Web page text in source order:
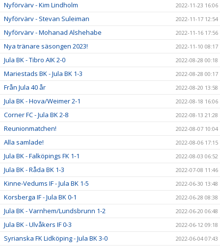
Nyförvärv - Kim Lindholm 2022-11-23 16:06
Nyförvärv - Stevan Suleiman 2022-11-17 12:54
Nyförvärv - Mohanad Alshehabe 2022-11-16 17:56
Nya tränare säsongen 2023! 2022-11-10 08:17
Jula BK - Tibro AIK 2-0 2022-08-28 00:18
Mariestads BK - Jula BK 1-3 2022-08-28 00:17
Från Jula 40 år 2022-08-20 13:58
Jula BK - Hova/Weimer 2-1 2022-08-18 16:06
Corner FC - Jula BK 2-8 2022-08-13 21:28
Reunionmatchen! 2022-08-07 10:04
Alla samlade! 2022-08-06 17:15
Jula BK - Falköpings FK 1-1 2022-08-03 06:52
Jula BK - Råda BK 1-3 2022-07-08 11:46
Kinne-Vedums IF - Jula BK 1-5 2022-06-30 13:48
Korsberga IF - Jula BK 0-1 2022-06-28 08:38
Jula BK - Varnhem/Lundsbrunn 1-2 2022-06-20 06:48
Jula BK - Ulvåkers IF 0-3 2022-06-12 09:18
Syrianska FK Lidköping - Jula BK 3-0 2022-06-04 07:43